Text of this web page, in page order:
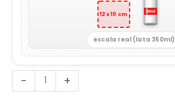
12 x 10 cm
escala real (lata 350ml)
-
Esporte
+